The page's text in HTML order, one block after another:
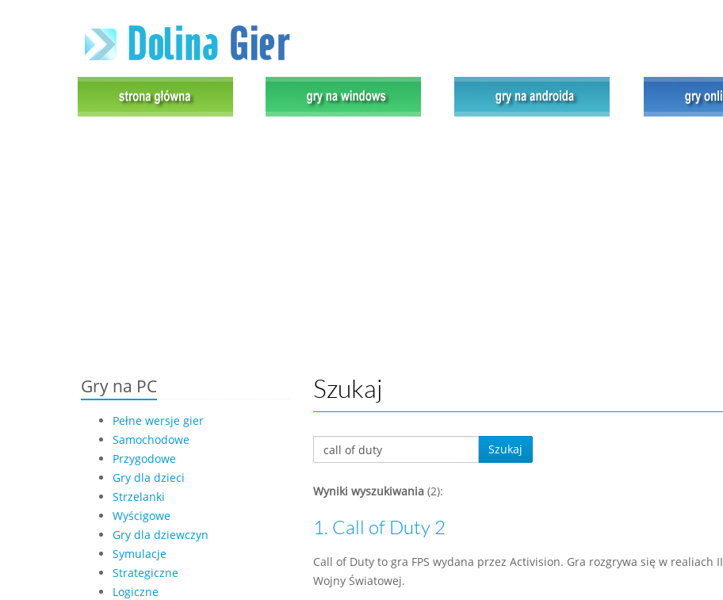
Gry na PC
Pełne wersje gier
Samochodowe
Przygodowe
Gry dla dzieci
Strzelanki
Wyścigowe
Gry dla dziewczyn
Symulacje
Strategiczne
Logiczne
Szukaj
Szukaj
Wyniki wyszukiwania(2):
1. Call of Duty 2
Call of Duty to gra FPS wydana przez Activision. Gra rozgrywa się w realiach II
Wojny Światowej.